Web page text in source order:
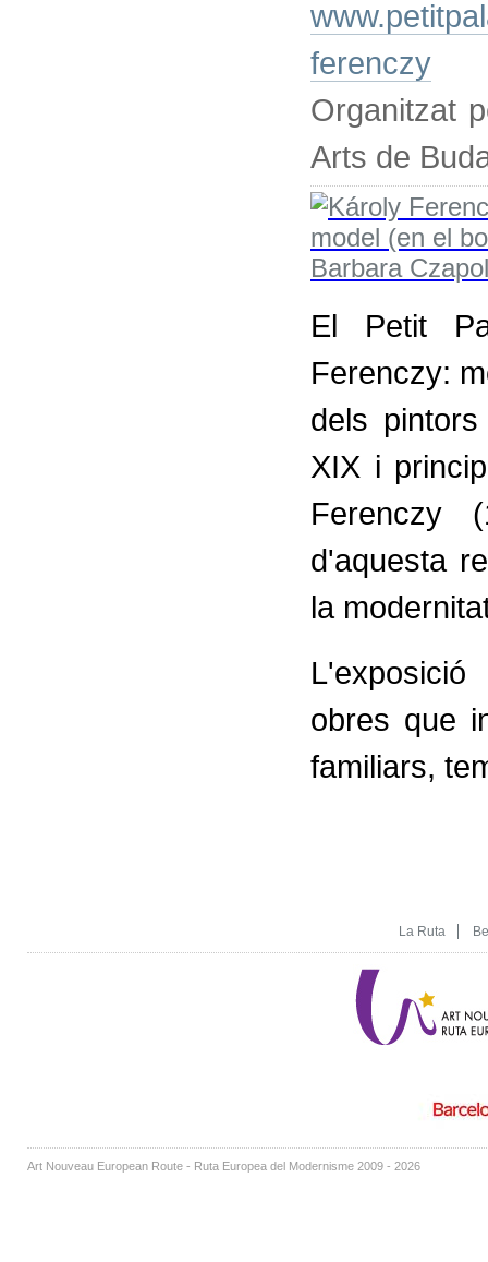
ferenczy
Organitzat
Arts de
El Petit
Ferenczy:
dels
XIX i
Ferenczy
d'aquesta
la
obres que
familiars,
La Ruta
Art Nouveau European Route - Ruta Europea del Modernisme 2009 - 2026